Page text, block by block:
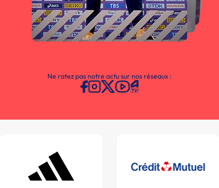
Ne ratez pas notre actu sur nos réseaux :